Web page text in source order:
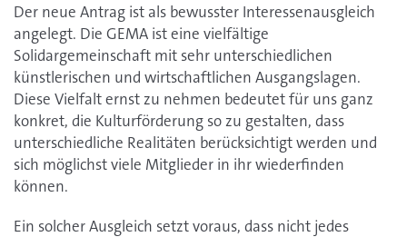
Der neue Antrag ist als bewusster Interessenausgleich
angelegt. Die GEMA ist eine vielfältige
Solidargemeinschaft mit sehr unterschiedlichen
künstlerischen und wirtschaftlichen Ausgangslagen.
Diese Vielfalt ernst zu nehmen bedeutet für uns ganz
konkret, die Kulturförderung so zu gestalten, dass
unterschiedliche Realitäten berücksichtigt werden und
sich möglichst viele Mitglieder in ihr wiederfinden
können.
Ein solcher Ausgleich setzt voraus, dass nicht jedes